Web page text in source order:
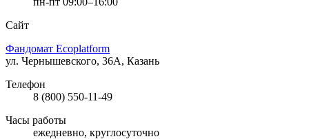
Сайт
Фандомат Ecoplatform
ул. Чернышевского, 36А, Казань
Телефон
8 (800) 550-11-49
Часы работы
ежедневно, круглосуточно